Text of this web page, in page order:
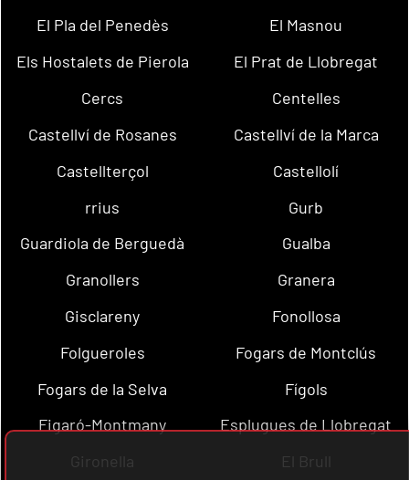
El Pla del Penedès
El Masnou
Els Hostalets de Pierola
El Prat de Llobregat
Cercs
Centelles
Castellví de Rosanes
Castellví de la Marca
Castellterçol
Castellolí
rrius
Gurb
Guardiola de Berguedà
Gualba
Granollers
Granera
Gisclareny
Fonollosa
Folgueroles
Fogars de Montclús
Fogars de la Selva
Fígols
Figaró-Montmany
Esplugues de Llobregat
Gironella
El Brull